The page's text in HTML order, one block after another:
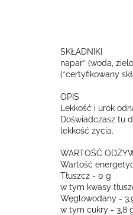
SKŁADNIKI
napar* (woda,
(*certyfikowany
OPIS
Lekkość i urok
Doświadczasz tu
lekkość życia.
WARTOŚĆ
Wartość
Tłuszcz - 0 g
w tym kwasy
Węglowodany -
w tym cukry - 3,8